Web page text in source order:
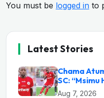
You must be logged in to
Latest Stories
Chama
SC: “Msimu
Aug 7, 2026